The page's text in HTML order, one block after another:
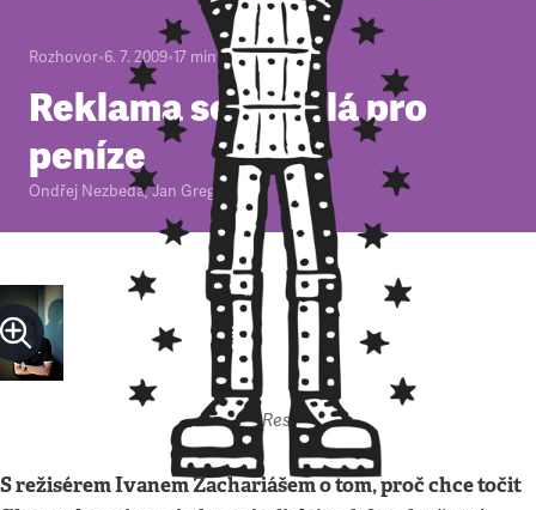
Rozhovor•6. 7. 2009•17 minut
Reklama se nedělá pro
peníze
Ondřej Nezbeda,Jan Gregor
Autor: Respekt
S režisérem Ivanem Zachariášem o tom, proč chce točit